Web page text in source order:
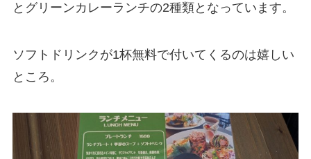
とグリーンカレーランチの2種類となっています。
ソフトドリンクが1杯無料で付いてくるのは嬉しい
ところ。